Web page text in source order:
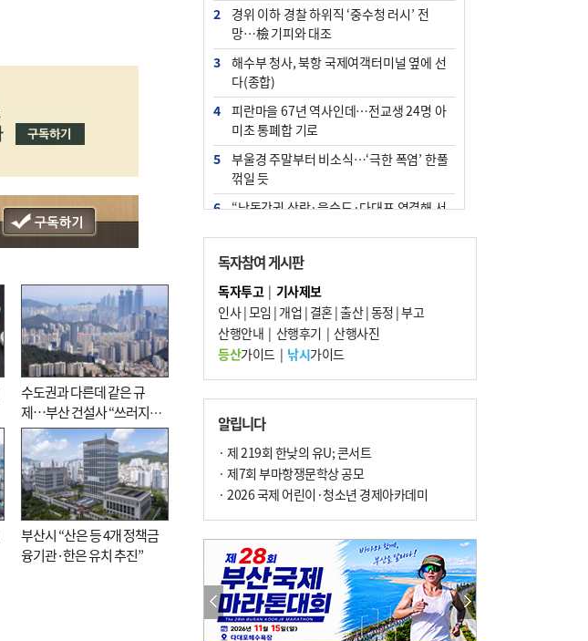
수도권과 다른데 같은 규
제…부산 건설사 “쓰러지기
직전”
부산시 “산은 등 4개 정책금
융기관·한은 유치 추진”
2
경위 이하 경찰 하위직 ‘중수청 러시’ 전
망…檢 기피와 대조
3
해수부 청사, 북항 국제여객터미널 옆에 선
다(종합)
4
피란마을 67년 역사인데…전교생 24명 아
미초 통폐합 기로
5
부울경 주말부터 비소식…‘극한 폭염’ 한풀
꺾일 듯
6
“낙동강권 삼락·을숙도·다대포 연결해 서
7
오늘의 날씨- 2026년 8월 7일
8
외국인 선원 ‘인신매매 경유지’ 된 부산…
우려가 현실로
9
[사설] 해수부 신청사 북항으로 확정, 해양
수도 도약의 전환점
10 르노 못 타는 부산시장…관용차 규정에 막
힌 지역기업 응원
독자참여 게시판
독자투고| 기사제보
인사|모임 | 개업 | 결혼|출산|동정 |부고
산행안내 | 산행후기 | 산행사진
등산가이드| 낚시가이드
알립니다
· 제 219회 한낮의 유U; 콘서트
· 제7회 부마항쟁문학상 공모
· 2026 국제 어린이·청소년 경제아카데미